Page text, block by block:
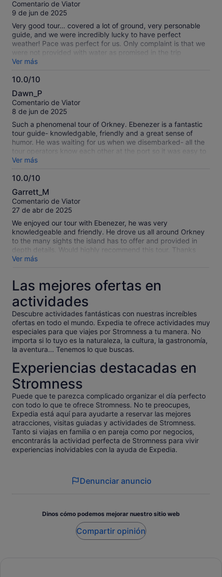
was also under the impression they had booked a private
tour. At the end of the tour the driver said he would look into
a discount since we paid for a private tour. After speaking
with him he made a lot of excuses and only offered a slight
discount which he has not honored to date. I am certain
there are a lot of reputable tour guides on Orkney islands
that offer fantastic tours.
10
Comentario de Viator
9 de jun de 2025
Very good tour… covered a lot of ground, very personable
guide, and we were incredibly lucky to have perfect
weather! Pace was perfect for us. Only complaint is that we
were not provided with water as promised in the trip
information (we probably should have asked). Also, probably
because we started later in the morning (9:30 instead of
7:30, which was fine with us), we did not go to Broch of
Ver más
10.0/10
10.0
sobre
10
Dawn_P
Comentario de Viator
8 de jun de 2025
Such a phenomenal tour of Orkney. Ebenezer is a fantastic
tour guide- knowledgable, friendly and a great sense of
humor. He was waiting for us when we disembarked- all the
tour operators know each other at the port so it was easy to
find him. He made sure we were able to see everything on
the tour list, made lunch reservations for us in advance to
ensure wed have time for dining and be seated, and made
recommend this tour and Ebenezer as a guide. A fabulous
day and Orkney is so beautiful.
Ver más
10.0/10
10.0
sobre
10
Garrett_M
Comentario de Viator
27 de abr de 2025
We enjoyed our tour with Ebenezer, he was very
knowledgeable and friendly. He drove us all around Orkney
to the many sights the island has to offer and provided in
depth details. Would highly recommend this tour. Thanks
Ebenezer for an amazing time!
Ver más
Las mejores ofertas en
actividades
Descubre actividades fantásticas con nuestras increíbles
ofertas en todo el mundo. Expedia te ofrece actividades muy
especiales para que viajes por Stromness a tu manera. No
importa si lo tuyo es la naturaleza, la cultura, la gastronomía,
la aventura... Tenemos lo que buscas.
Experiencias destacadas en
Stromness
Puede que te parezca complicado organizar el día perfecto
con todo lo que te ofrece Stromness. No te preocupes,
Expedia está aquí para ayudarte a reservar las mejores
atracciones, visitas guiadas y actividades de Stromness.
Tanto si viajas en familia o en pareja como por negocios,
encontrarás la actividad perfecta de Stromness para vivir
experiencias inolvidables con la ayuda de Expedia.
Denunciar anuncio
Dinos cómo podemos mejorar nuestro sitio web
Compartir opinión